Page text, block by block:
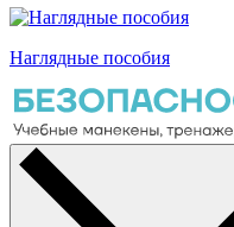
Наглядные пособия